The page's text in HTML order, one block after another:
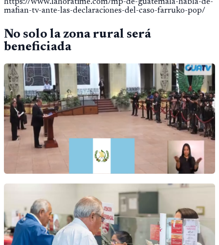
https://www.lahoratime.com/mp-de-guatemala-habla-de-
mafian-tv-ante-las-declaraciones-del-caso-farruko-pop/
No solo la zona rural será
beneficiada